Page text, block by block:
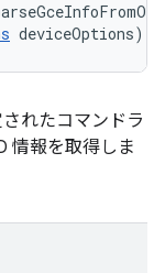
deviceOptions)
れたコマンドラ
情報を取得しま